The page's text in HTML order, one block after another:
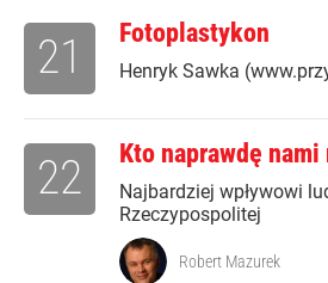
Fotoplastykon
Henryk Sawka
21
Kto naprawdę nami
Najbardziej wpływowi
Rzeczypospolitej
22
Robert Mazurek